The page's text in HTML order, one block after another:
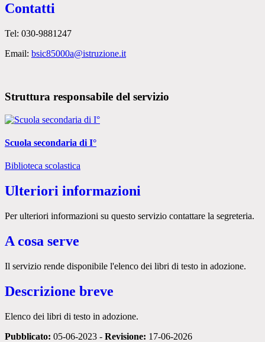
Contatti
Tel: 030-9881247
Email: bsic85000a@istruzione.it
Struttura responsabile del servizio
Scuola secondaria di I°
Biblioteca scolastica
Ulteriori informazioni
Per ulteriori informazioni su questo servizio contattare la segreteria.
A cosa serve
Il servizio rende disponibile l'elenco dei libri di testo in adozione.
Descrizione breve
Elenco dei libri di testo in adozione.
Pubblicato: 05-06-2023 - Revisione: 17-06-2026